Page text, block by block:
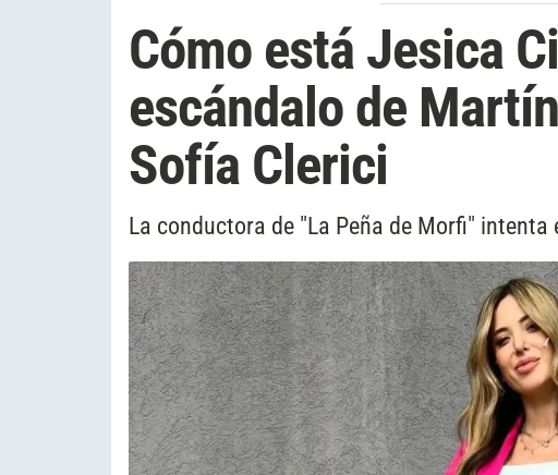
Cómo está Jesica
escándalo de
Sofía Clerici
La conductora de "La Peña de Morfi" intenta